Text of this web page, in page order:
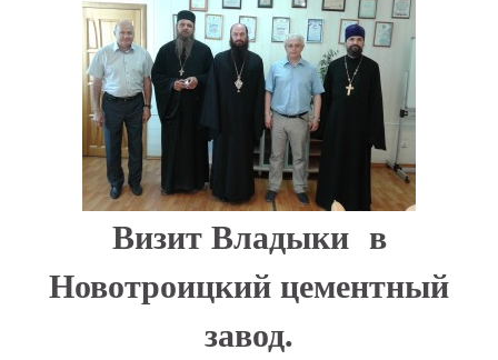
Визит Владыки в
Новотроицкий цементный
завод.